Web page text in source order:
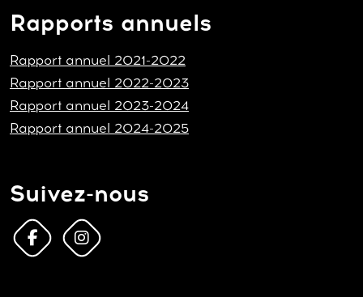
Rapports annuels
Rapport annuel 2021-2022
Rapport annuel 2022-2023
Rapport annuel 2023-2024
Rapport annuel 2024-2025
Suivez-nous